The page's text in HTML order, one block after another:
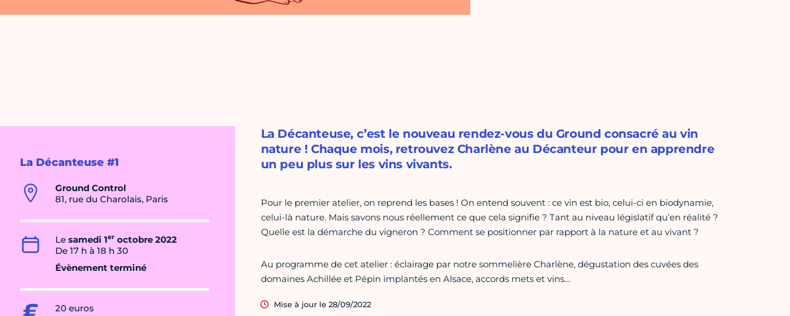
La Décanteuse #1
Ground Control
81, rue du Charolais, Paris
Le samedi 1er octobre 2022
De 17 h à 18 h 30
Évènement terminé
20 euros
La Décanteuse, c’est le nouveau rendez-vous du Ground consacré au vin
nature ! Chaque mois, retrouvez Charlène au Décanteur pour en apprendre
un peu plus sur les vins vivants.
Pour le premier atelier, on reprend les bases ! On entend souvent : ce vin est bio, celui-ci en biodynamie,
celui-là nature. Mais savons nous réellement ce que cela signifie ? Tant au niveau législatif qu’en réalité ?
Quelle est la démarche du vigneron ? Comment se positionner par rapport à la nature et au vivant ?
Au programme de cet atelier : éclairage par notre sommelière Charlène, dégustation des cuvées des
domaines Achillée et Pépin implantés en Alsace, accords mets et vins…
Mise à jour le 28/09/2022